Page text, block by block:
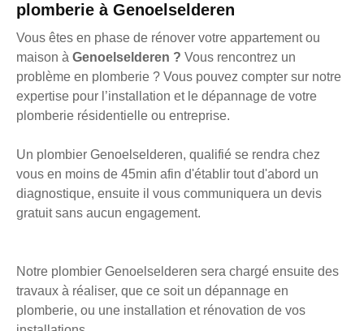
plomberie à Genoelselderen
Vous êtes en phase de rénover votre appartement ou
maison à Genoelselderen ? Vous rencontrez un
problème en plomberie ? Vous pouvez compter sur notre
expertise pour l’installation et le dépannage de votre
plomberie résidentielle ou entreprise.
Un plombier Genoelselderen, qualifié se rendra chez
vous en moins de 45min afin d'établir tout d'abord un
diagnostique, ensuite il vous communiquera un devis
gratuit sans aucun engagement.
Notre plombier Genoelselderen sera chargé ensuite des
travaux à réaliser, que ce soit un dépannage en
plomberie, ou une installation et rénovation de vos